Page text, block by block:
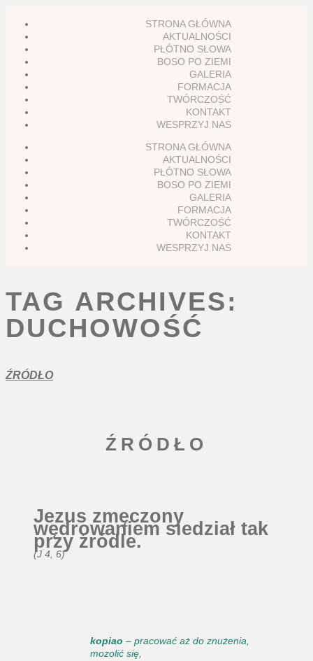
STRONA GŁÓWNA
AKTUALNOŚCI
PŁÓTNO SŁOWA
BOSO PO ZIEMI
GALERIA
FORMACJA
TWÓRCZOŚĆ
KONTAKT
WESPRZYJ NAS
STRONA GŁÓWNA
AKTUALNOŚCI
PŁÓTNO SŁOWA
BOSO PO ZIEMI
GALERIA
FORMACJA
TWÓRCZOŚĆ
KONTAKT
WESPRZYJ NAS
TAG ARCHIVES:
DUCHOWOŚĆ
ŹRÓDŁO
ŹRÓDŁO
Jezus zmęczony
wędrowaniem siedział tak
przy źródle.
(J 4, 6)
kopiao – pracować aż do znużenia,
mozolić się,